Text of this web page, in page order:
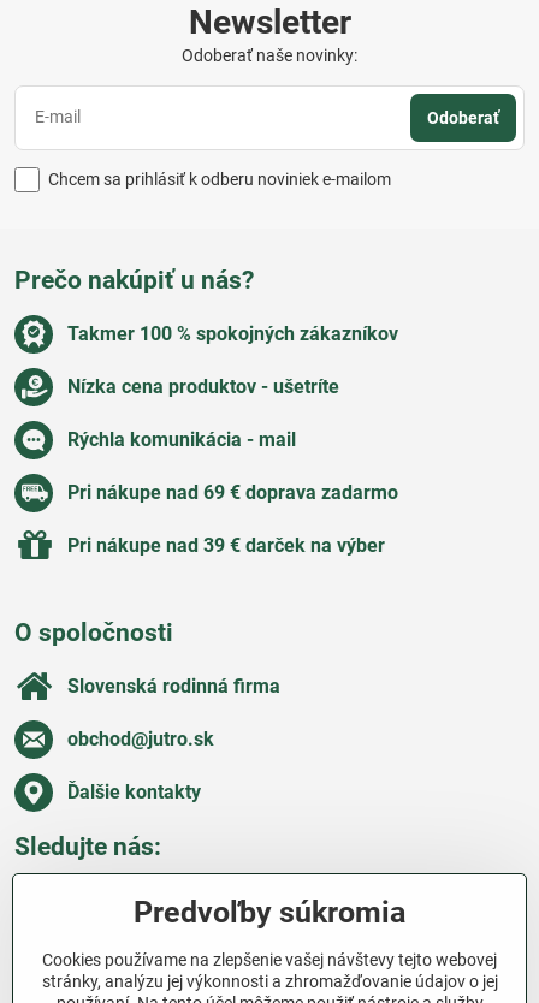
Newsletter
Odoberať naše novinky:
Odoberať
Chcem sa prihlásiť k odberu noviniek e-mailom
Prečo nakúpiť u nás?
Takmer 100 % spokojných zákazníkov
Nízka cena produktov - ušetríte
Rýchla komunikácia - mail
Pri nákupe nad 69 € doprava zadarmo
Pri nákupe nad 39 € darček na výber
O spoločnosti
Slovenská rodinná firma
obchod​@jutro​.sk
Ďalšie kontakty
Sledujte nás:
Všetko o nákupe
Predvoľby súkromia
Cookies používame na zlepšenie vašej návštevy tejto webovej
stránky, analýzu jej výkonnosti a zhromažďovanie údajov o jej